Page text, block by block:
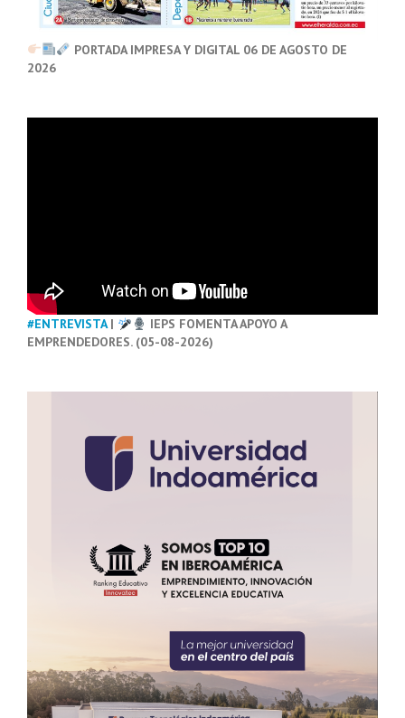
PORTADA IMPRESA Y DIGITAL 06 DE AGOSTO DE
2026
#ENTREVISTA|
IEPS FOMENTA APOYO A
EMPRENDEDORES. (05-08-2026)